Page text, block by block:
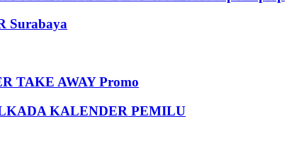
Surabaya
TAKE AWAY Promo
KALENDER PEMILU